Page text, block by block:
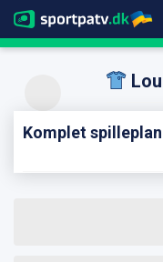
Komplet